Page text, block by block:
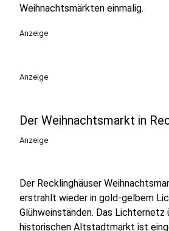
Weihnachtsmärkten einmalig.
Anzeige
Anzeige
Der Weihnachtsmarkt in
Anzeige
Der Recklinghäuser
erstrahlt wieder in gold-gelbem
Glühweinständen. Das Lichternetz
historischen Altstadtmarkt ist